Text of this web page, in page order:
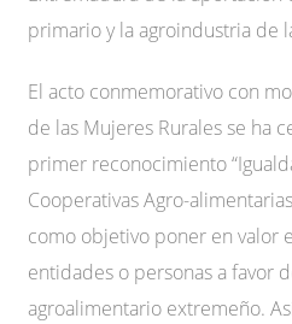
primario y la agroindustria de
El acto conmemorativo con
de las Mujeres Rurales se ha
primer reconocimiento
Cooperativas Agro-
como objetivo poner en valor
entidades o personas a favor
agroalimentario extremeño.